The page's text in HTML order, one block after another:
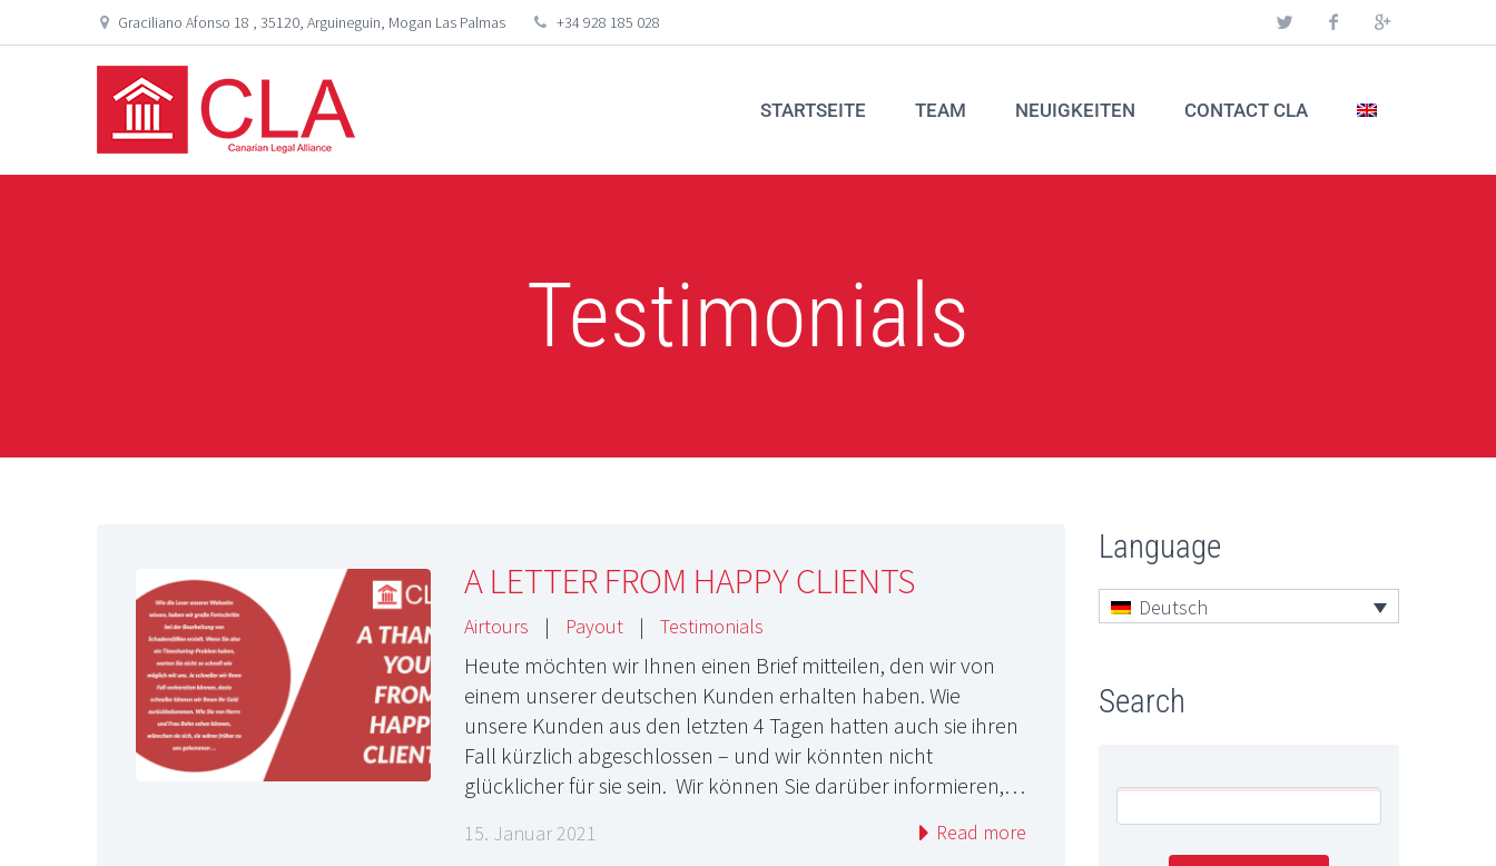
Graciliano Afonso 18 , 35120, Arguineguin, Mogan Las Palmas +34 928 185 028
STARTSEITE TEAM NEUIGKEITEN CONTACT CLA
Testimonials
A LETTER FROM HAPPY CLIENTS
Airtours | Payout | Testimonials
Heute möchten wir Ihnen einen Brief mitteilen, den wir von
einem unserer deutschen Kunden erhalten haben. Wie
unsere Kunden aus den letzten 4 Tagen hatten auch sie ihren
Fall kürzlich abgeschlossen – und wir könnten nicht
glücklicher für sie sein. Wir können Sie darüber informieren,…
15. Januar 2021 Read more
Language
Deutsch
Search